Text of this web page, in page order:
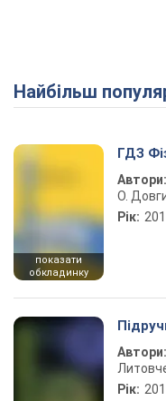
Найбільш
показати
обкладинку
ГДЗ
Автори:
О.
Рік:
Автори:
Рік: